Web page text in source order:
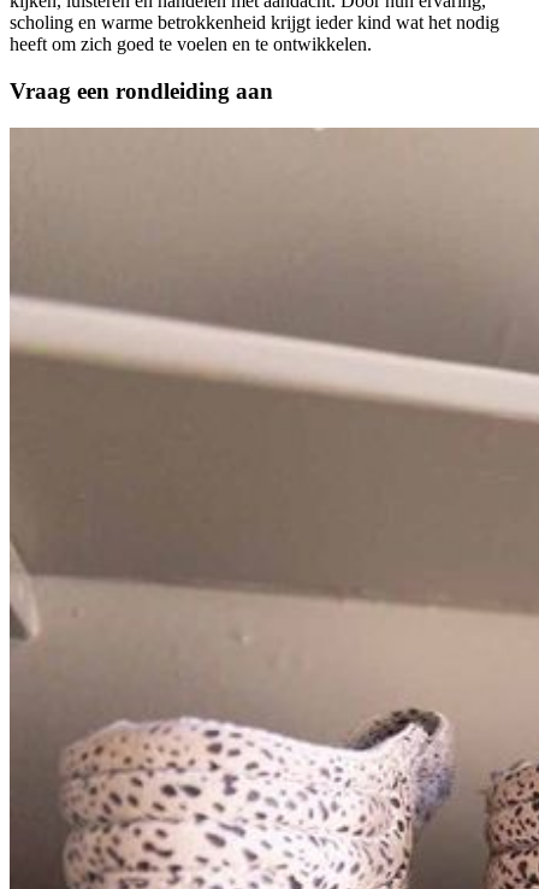
scholing en warme betrokkenheid krijgt ieder kind wat het nodig
heeft om zich goed te voelen en te ontwikkelen.
Vraag een rondleiding aan